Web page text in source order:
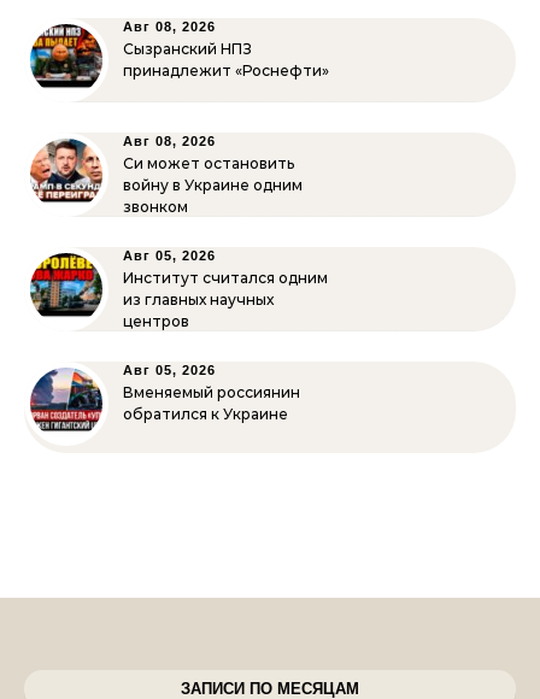
Авг 08, 2026
Сызранский НПЗ
принадлежит «Роснефти»
Авг 08, 2026
Си может остановить
войну в Украине одним
звонком
Авг 05, 2026
Институт считался одним
из главных научных
центров
Авг 05, 2026
Вменяемый россиянин
обратился к Украине
ЗАПИСИ ПО МЕСЯЦАМ